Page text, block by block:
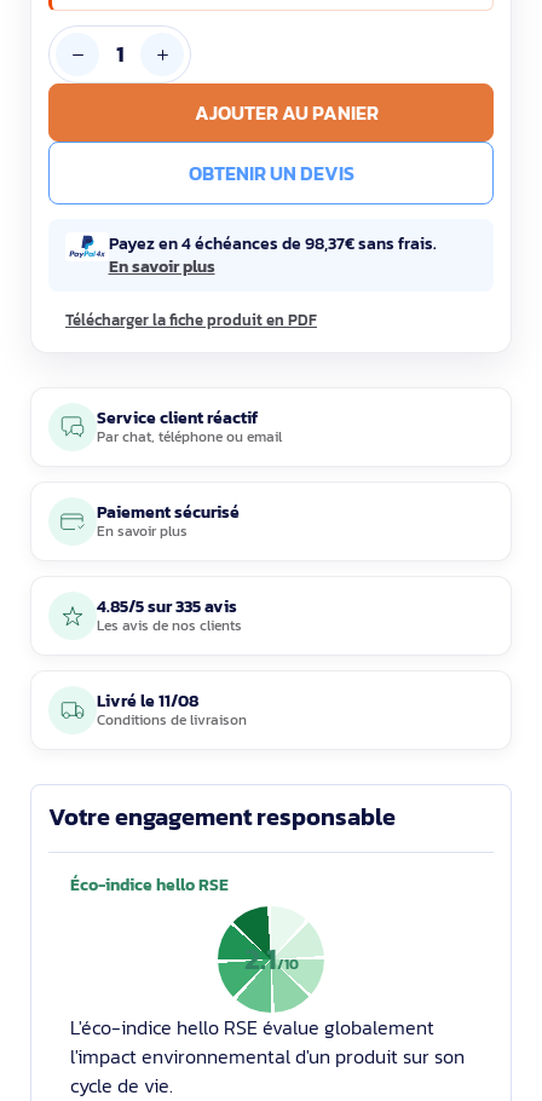
AJOUTER AU PANIER
OBTENIR UN DEVIS
Payez en 4 échéances de 98,37€ sans frais.
En savoir plus
Télécharger la fiche produit en PDF
Service client réactif
Parchat, téléphoneouemail
Paiement sécurisé
En savoir plus
4.85/5 sur 335 avis
Les avis de nos clients
Livré le11/08
Conditions de livraison
Votre engagement responsable
Éco-indice hello RSE
2.1/10
L'éco-indice hello RSE évalue globalement
l'impact environnemental d'un produit sur son
cycle de vie.